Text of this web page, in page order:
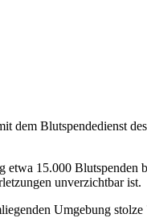
Blutspendedienst
15.000
unverzichtbar ist.
Umgebung